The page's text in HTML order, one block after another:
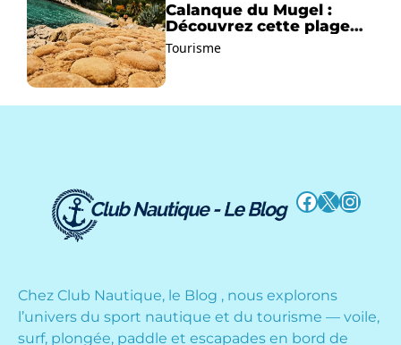
Calanque du Mugel :
Découvrez cette plage
paradisiaque à La Ciotat
!
Tourisme
Facebook
X
Chez Club Nautique, le Blog , nous explorons
l’univers du sport nautique et du tourisme — voile,
surf, plongée, paddle et escapades en bord de